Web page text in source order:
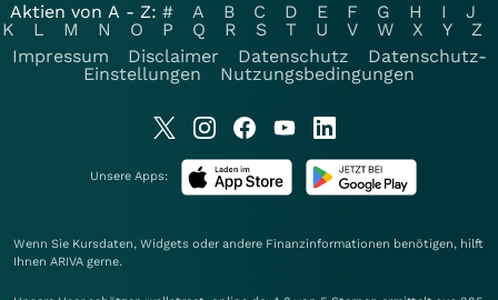
Aktien von A - Z: # A B C D E F G H I
J
K
L M N O P Q R S T U V W X Y
Z
Impressum
Disclaimer Datenschutz
Datenschutz-
Einstellungen
Nutzungsbedingungen
Unsere Apps:
Wenn Sie Kursdaten, Widgets oder andere Finanzinformationen benötigen, hilft
Ihnen ARIVA gerne.